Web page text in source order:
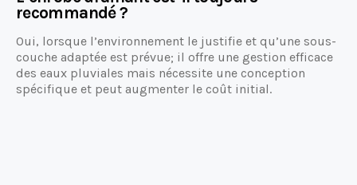
recommandé ?
Oui, lorsque l’environnement le justifie et qu’une sous-
couche adaptée est prévue; il offre une gestion efficace
des eaux pluviales mais nécessite une conception
spécifique et peut augmenter le coût initial.